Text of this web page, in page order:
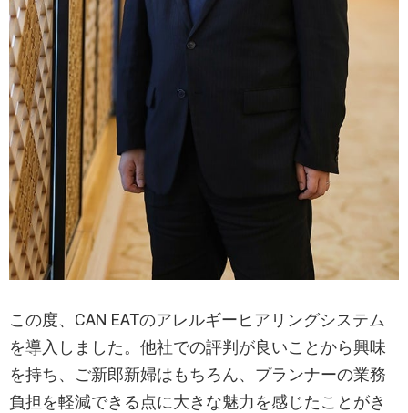
この度、CAN EATのアレルギーヒアリングシステム
を導入しました。他社での評判が良いことから興味
を持ち、ご新郎新婦はもちろん、プランナーの業務
負担を軽減できる点に大きな魅力を感じたことがき